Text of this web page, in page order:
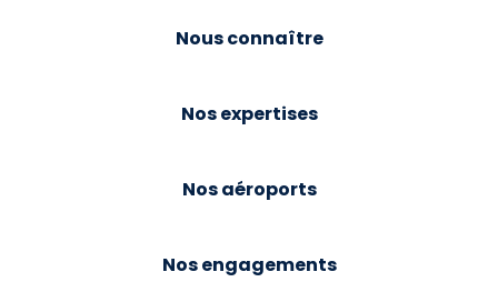
Nous connaître
Nos expertises
Nos aéroports
Nos engagements